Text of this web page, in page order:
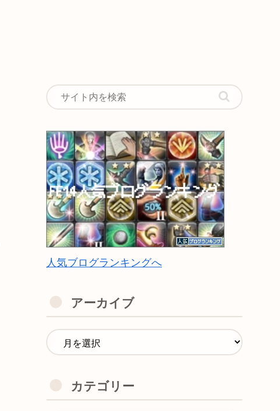
人気ブログランキングへ
アーカイブ
カテゴリー